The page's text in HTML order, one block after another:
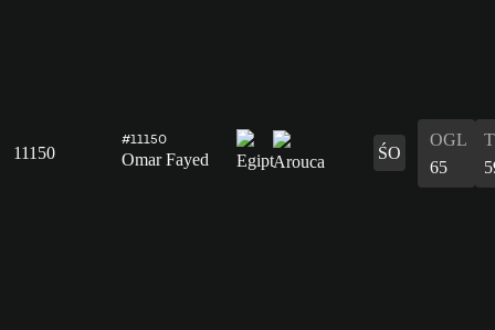
11150
#11150
Omar Fayed ŚO
OGL
65